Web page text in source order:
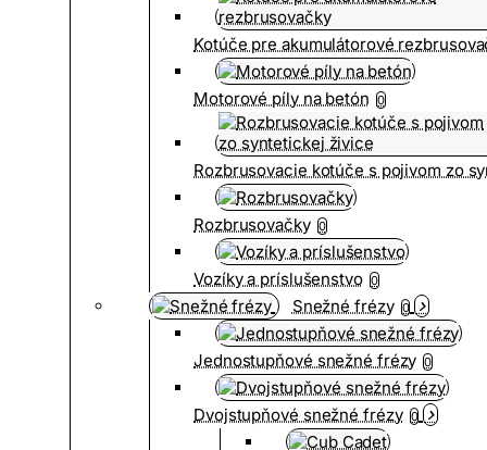
Kotúče pre akumulátorové
Motorové píly na betón 0
Rozbrusovacie kotúče s pojivom zo
Rozbrusovačky 0
Vozíky a príslušenstvo 0
Snežné frézy 0
Jednostupňové snežné frézy 0
Dvojstupňové snežné frézy 0